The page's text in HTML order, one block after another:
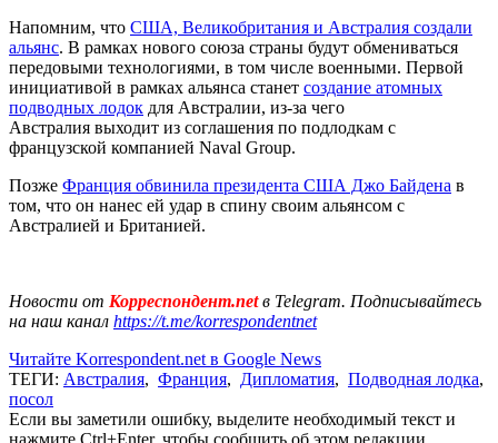
Напомним, что США, Великобритания и Австралия создали
альянс. В рамках нового союза страны будут обмениваться
передовыми технологиями, в том числе военными. Первой
инициативой в рамках альянса станет создание атомных
подводных лодок для Австралии, из-за чего
Австралия выходит из соглашения по подлодкам с
французской компанией Naval Group.
Позже Франция обвинила президента США Джо Байдена в
том, что он нанес ей удар в спину своим альянсом с
Австралией и Британией.
Новости от Корреспондент.netв Telegram. Подписывайтесь
на наш канал https://t.me/korrespondentnet
Читайте Korrespondent.net в Google News
ТЕГИ: Австралия, Франция, Дипломатия, Подводная лодка,
посол
Если вы заметили ошибку, выделите необходимый текст и
нажмите Ctrl+Enter, чтобы сообщить об этом редакции.